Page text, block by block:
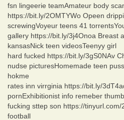
fsn lingeerie teamAmateur body
https://bit.ly/2OMTYWo Opeen
screwingVoyeur teens 41
gallery https://bit.ly/3j4Onoa Breast
kansasNick teen videosTeenyy girl
hard fucked https://bit.ly/3gS0NAv
nudse picturesHomemade teen
hokme
rates inn virrginia https://bit.ly/
pornExhibitionist info remeber
fucking sttep son https://
football